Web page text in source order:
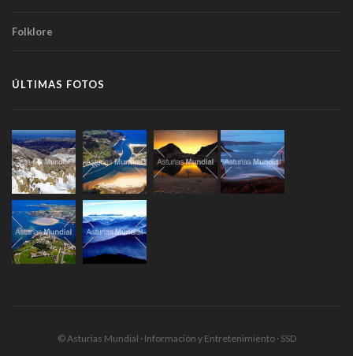
Folklore
ÚLTIMAS FOTOS
© Asturias Mundial · Información y Entretenimiento · SSD